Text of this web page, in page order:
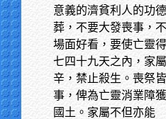
意義的濟貧利人的功
葬，不要大發喪事，
場面好看，要使亡靈
七四十九天之內，家
辛，禁止殺生。喪祭
事，俾為亡靈消業障
國土。家屬不但亦能